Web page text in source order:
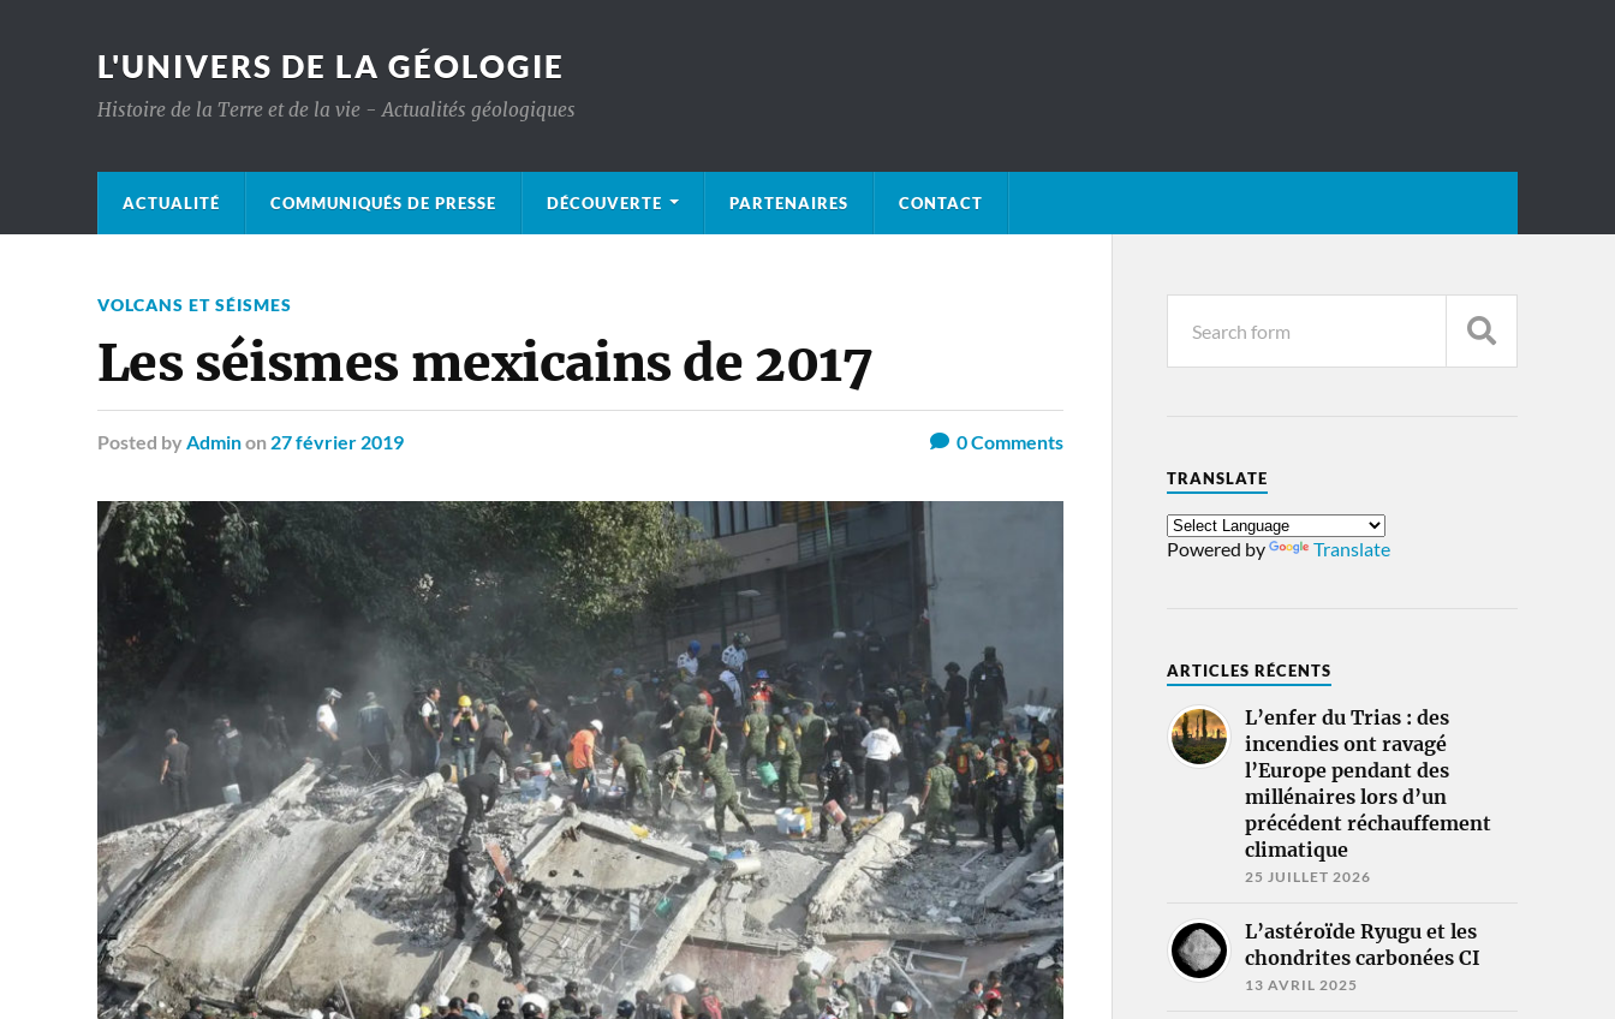
L'UNIVERS DE LA GÉOLOGIE
Histoire de la Terre et de la vie - Actualités géologiques
ACTUALITÉ COMMUNIQUÉS DE PRESSE DÉCOUVERTE PARTENAIRES CONTACT
VOLCANS ET SÉISMES
Les séismes mexicains de 2017
Posted by Adminon 27 février 2019 0Comments
TRANSLATE
Powered by Translate
ARTICLES RÉCENTS
L’enfer du Trias : des
incendies ont ravagé
l’Europe pendant des
millénaires lors d’un
précédent réchauffement
climatique
25 JUILLET 2026
L’astéroïde Ryugu et les
chondrites carbonées CI
13 AVRIL 2025